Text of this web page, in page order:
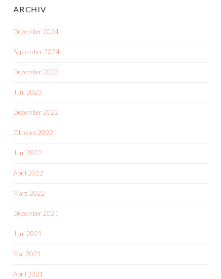
ARCHIV
Dezember 2024
September 2024
Dezember 2023
Juni 2023
Dezember 2022
Oktober 2022
Juni 2022
April 2022
März 2022
Dezember 2021
Juni 2021
Mai 2021
April 2021